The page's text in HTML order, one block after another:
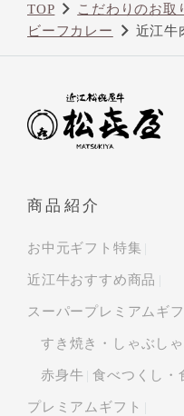
TOP
こだわりのお取
ビーフカレー
近江牛
商品紹介
お中元ギフト特集
近江牛おすすめ商品
スーパープレミアムギフ
すき焼き・しゃぶし
赤身牛 食べつくし・
プレミアムギフト